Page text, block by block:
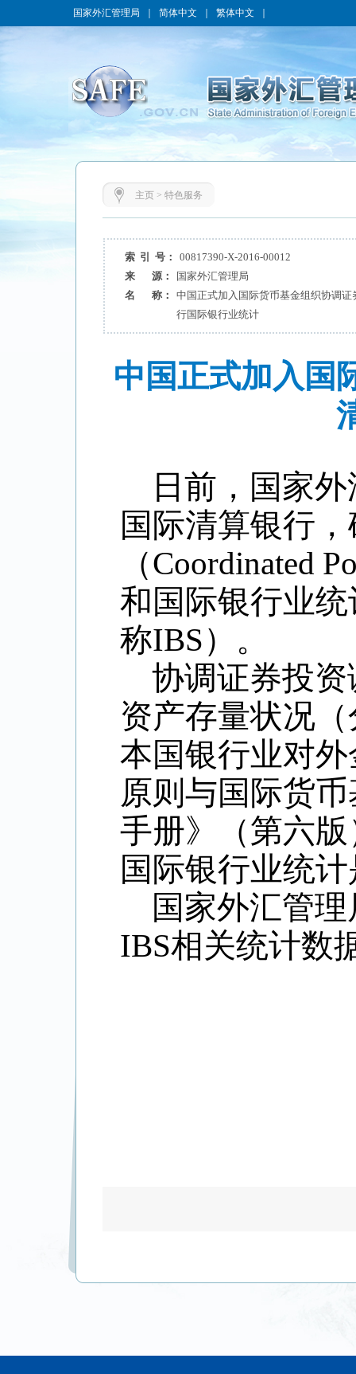
国家外汇管理局 简体中文 繁体中文
主页> 特色服务
索 引 号：
00817390-X-2016-00012
来 源：
国家外汇管理局
名 称：
中国正式加入国际货币基金组织协调
行国际银行业统计
中国正式加入国
日前，国家
国际清算银行
（Coordinated
和国际银行业
称IBS）。
协调证券投
资产存量状况
本国银行业对
原则与国际货
手册》（第六
国际银行业统
国家外汇管
IBS相关统计数